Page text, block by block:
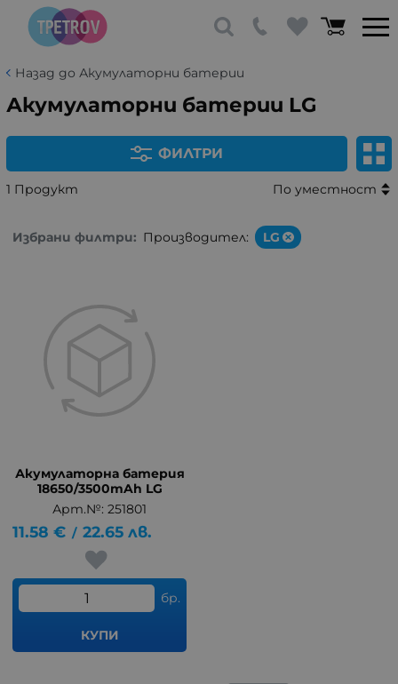
Назад до Акумулаторни батерии
Акумулаторни батерии LG
ФИЛТРИ
1 Продукт По уместност
Избрани филтри: Производител: LG
Акумулаторна батерия
18650/3500mAh LG
Арт.№: 251801
11.58 € / 22.65 лв.
бр.
КУПИ